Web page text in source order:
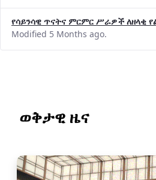
የሳይንሳዊ ጥናትና ምርምር ሥራዎች
Modified 5 Months ago.
ወቅታዊ ዜና